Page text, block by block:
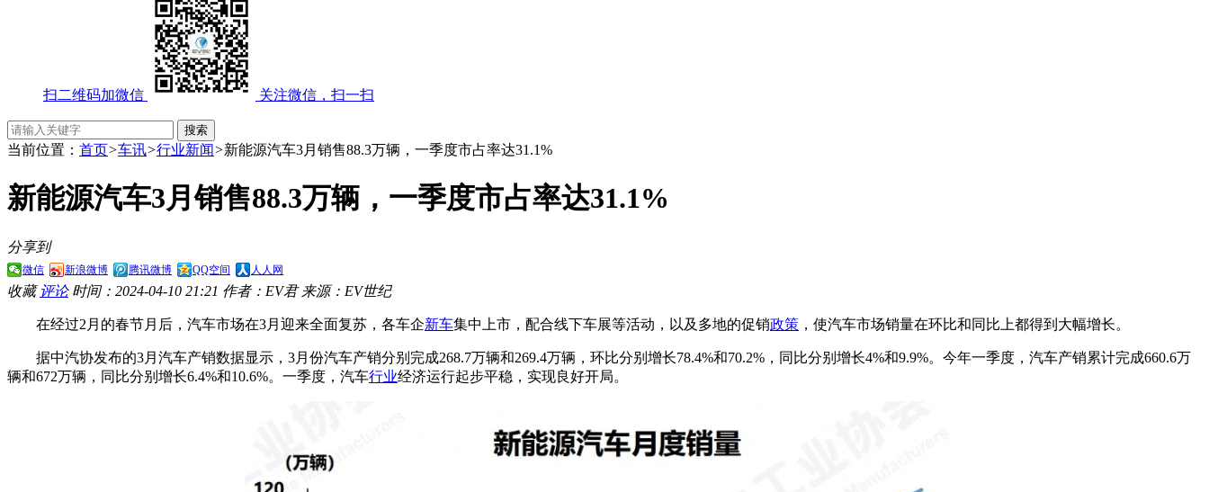
扫二维码加微信 关注微信，扫一扫
当前位置： 首页>车讯>行业新闻>新能源汽车3月销售88.3万辆，一季度市占率达31.1%
新能源汽车3月销售88.3万辆，一季度市占率达31.1%
分享到
微信 新浪微博 腾讯微博 QQ空间 人人网
收藏 评论 时间：2024-04-10 21:21 作者：EV君 来源：EV世纪
在经过2月的春节月后，汽车市场在3月迎来全面复苏，各车企新车集中上市，配合线下车展等活动，以及多地的促销政策 ，使汽车市场销量在环比和同比上都得到大幅增长。
据中汽协发布的3月汽车产销数据显示，3月份汽车产销分别完成268.7万辆和269.4万辆，环比分别增长78.4%和70.2%，同比分别增长4%和9.9%。今年一季度，汽车产销累计完成660.6万
辆和672万辆，同比分别增长6.4%和10.6%。一季度，汽车行业经济运行起步平稳，实现良好开局。